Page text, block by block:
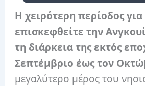
Η χειρότερη περίοδος
επισκεφθείτε την
τη διάρκεια της εκτός
Σεπτέμβριο έως τον
μεγαλύτερο μέρος του